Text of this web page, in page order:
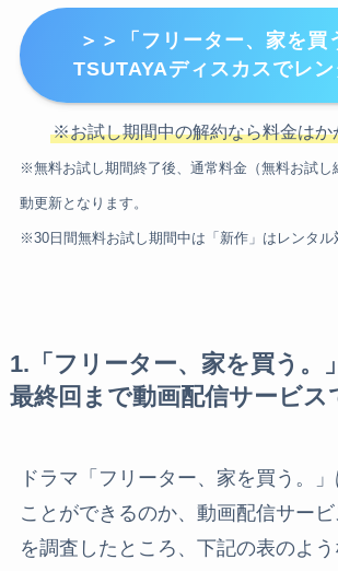
＞＞「フリーター、家を買
TSUTAYAディスカスでレ
※お試し期間中の解約なら料金はか
※無料お試し期間終了後、通常料金（無料お試し
動更新となります。
※30日間無料お試し期間中は「新作」はレンタル
1.「フリーター、家を買う。
最終回まで動画配信サービス
ドラマ「フリーター、家を買う。
ことができるのか、動画配信サー
を調査したところ、下記の表のよ